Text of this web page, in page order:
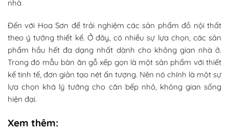
nhà
Đến với Hoa Sơn để trải nghiệm các sản phẩm đồ nội thất
theo ý tưởng thiết kế. Ở đây, có nhiều sự lựa chọn, các sản
phẩm hầu hết đa dạng nhất dành cho không gian nhà ở.
Trong đó mẫu bàn ăn gỗ xếp gọn là một sản phẩm với thiết
kế tinh tế, đơn giản tạo nét ấn tượng. Nên nó chính là một sự
lựa chọn khá lý tưởng cho căn bếp nhỏ, không gian sống
hiện đại.
Xem thêm: